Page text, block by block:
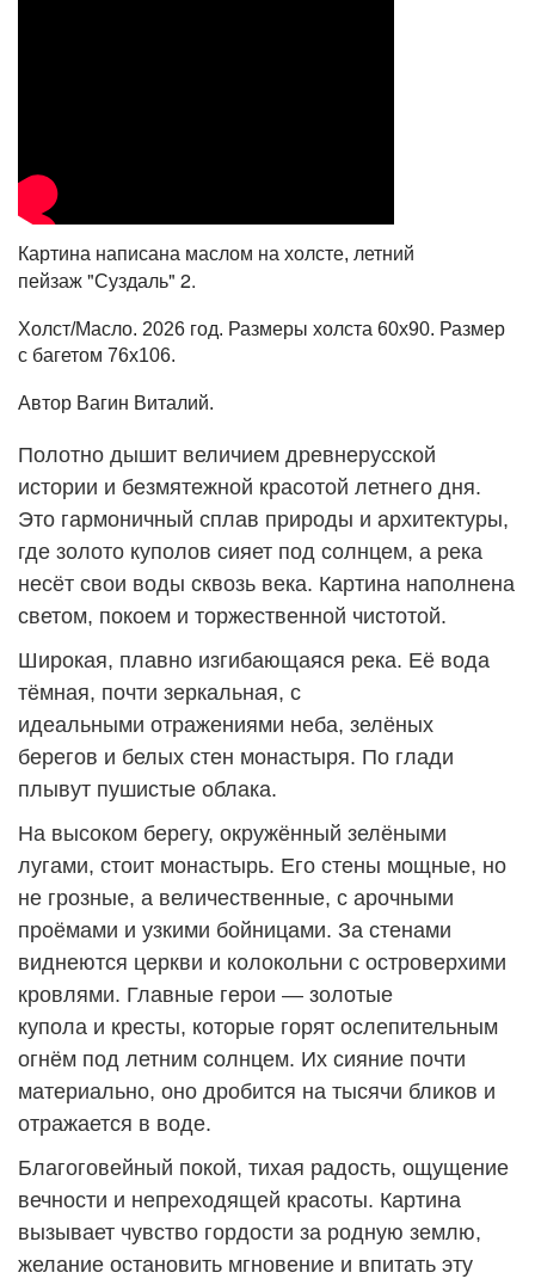
Картина написана маслом на холсте, летний
пейзаж "Суздаль" 2.
Холст/Масло. 2026 год. Размеры холста 60х90. Размер
с багетом 76х106.
Автор Вагин Виталий.
Полотно дышит величием древнерусской
истории и безмятежной красотой летнего дня.
Это гармоничный сплав природы и архитектуры,
где золото куполов сияет под солнцем, а река
несёт свои воды сквозь века. Картина наполнена
светом, покоем и торжественной чистотой.
Широкая, плавно изгибающаяся река. Её вода
тёмная, почти зеркальная, с
идеальными отражениями неба, зелёных
берегов и белых стен монастыря. По глади
плывут пушистые облака.
На высоком берегу, окружённый зелёными
лугами, стоит монастырь. Его стены мощные, но
не грозные, а величественные, с арочными
проёмами и узкими бойницами. За стенами
виднеются церкви и колокольни с островерхими
кровлями. Главные герои — золотые
купола и кресты, которые горят ослепительным
огнём под летним солнцем. Их сияние почти
материально, оно дробится на тысячи бликов и
отражается в воде.
Благоговейный покой, тихая радость, ощущение
вечности и непреходящей красоты. Картина
вызывает чувство гордости за родную землю,
желание остановить мгновение и впитать эту